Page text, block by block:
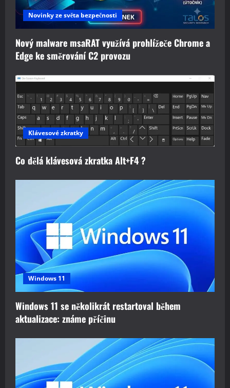
Novinky ze světa bezpečnosti
Nový malware msaRAT využívá prohlížeče Chrome a
Edge ke směrování C2 provozu
Klávesové zkratky
Co dělá klávesová zkratka Alt+F4 ?
Windows 11
Windows 11 se několikrát restartoval během
aktualizace: známe příčinu